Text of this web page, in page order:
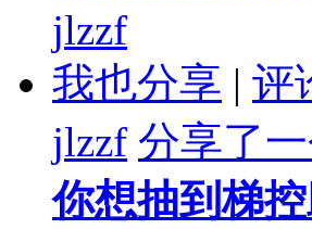
jlzzf
我也分享 | 评
jlzzf 分享了
你想抽到梯